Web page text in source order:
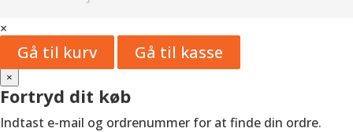
×
Gå til kurv Gå til kasse
×
Fortryd dit køb
Indtast e-mail og ordrenummer for at finde din ordre.